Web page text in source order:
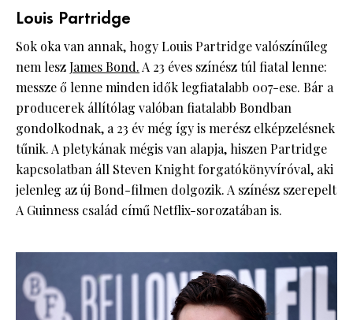
Louis Partridge
Sok oka van annak, hogy Louis Partridge valószínűleg
nem leszJames Bond.A 23 éves színész túl fiatal lenne:
messze ő lenne minden idők legfiatalabb 007-ese. Bár a
producerek állítólag valóban fiatalabb Bondban
gondolkodnak, a 23 év még így is merész elképzelésnek
tűnik. A pletykának mégis van alapja, hiszen Partridge
kapcsolatban áll Steven Knight forgatókönyvíróval, aki
jelenleg az új Bond-filmen dolgozik. A színész szerepelt
A Guinness család című Netflix-sorozatában is.